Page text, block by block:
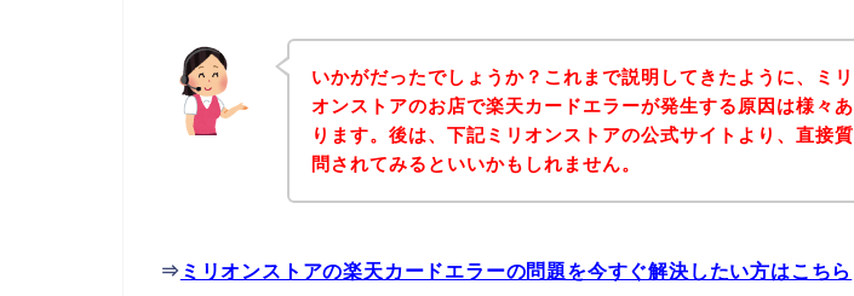
いかがだったでしょうか？これまで説明してきたように、ミリ
オンストアのお店で楽天カードエラーが発生する原因は様々あ
ります。後は、下記ミリオンストアの公式サイトより、直接質
問されてみるといいかもしれません。
⇒ ミリオンストアの楽天カードエラーの問題を今すぐ解決したい方はこちら